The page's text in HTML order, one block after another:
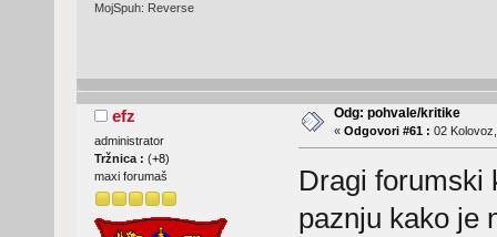
MojSpuh: Reverse
efz
administrator
Tržnica : (+8)
maxi forumaš
Odg: pohvale/kritike
« Odgovori #61 : 02
Dragi forumski
paznju kako je